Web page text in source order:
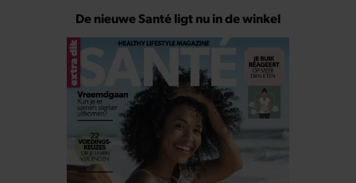
De nieuwe Santé ligt nu in de winkel